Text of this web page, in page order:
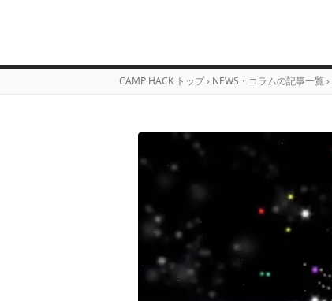
CAMP HACK トップ › NEWS・コラムの記事一覧 ›